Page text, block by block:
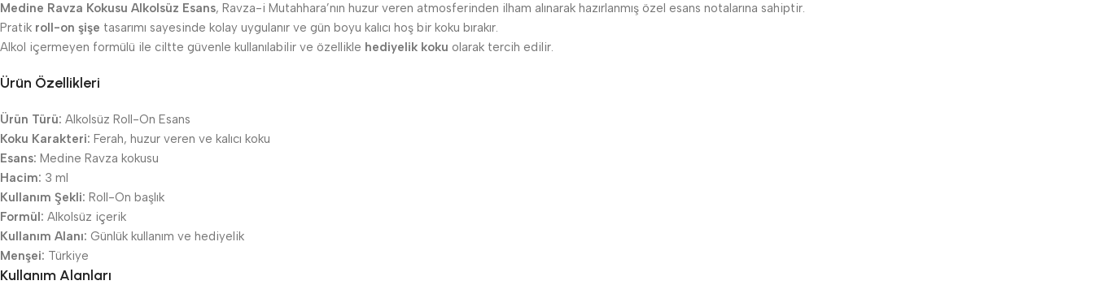
Medine Ravza Kokusu Alkolsüz Esans, Ravza-i Mutahhara’nın huzur veren atmosferinden ilham alınarak hazırlanmış özel esans notalarına sahiptir.
Pratik roll-on şişe tasarımı sayesinde kolay uygulanır ve gün boyu kalıcı hoş bir koku bırakır.
Alkol içermeyen formülü ile ciltte güvenle kullanılabilir ve özellikle hediyelik koku olarak tercih edilir.
Ürün Özellikleri
Ürün Türü: Alkolsüz Roll-On Esans
Koku Karakteri: Ferah, huzur veren ve kalıcı koku
Esans: Medine Ravza kokusu
Hacim: 3 ml
Kullanım Şekli: Roll-On başlık
Formül: Alkolsüz içerik
Kullanım Alanı: Günlük kullanım ve hediyelik
Menşei: Türkiye
Kullanım Alanları